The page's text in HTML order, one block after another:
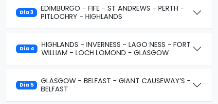
Día 3
EDIMBURGO - FIFE - ST ANDREWS - PERTH -
PITLOCHRY - HIGHLANDS
Día 4
HIGHLANDS - INVERNESS - LAGO NESS - FORT
WILLIAM - LOCH LOMOND - GLASGOW
Día 5
GLASGOW - BELFAST - GIANT CAUSEWAY’S -
BELFAST